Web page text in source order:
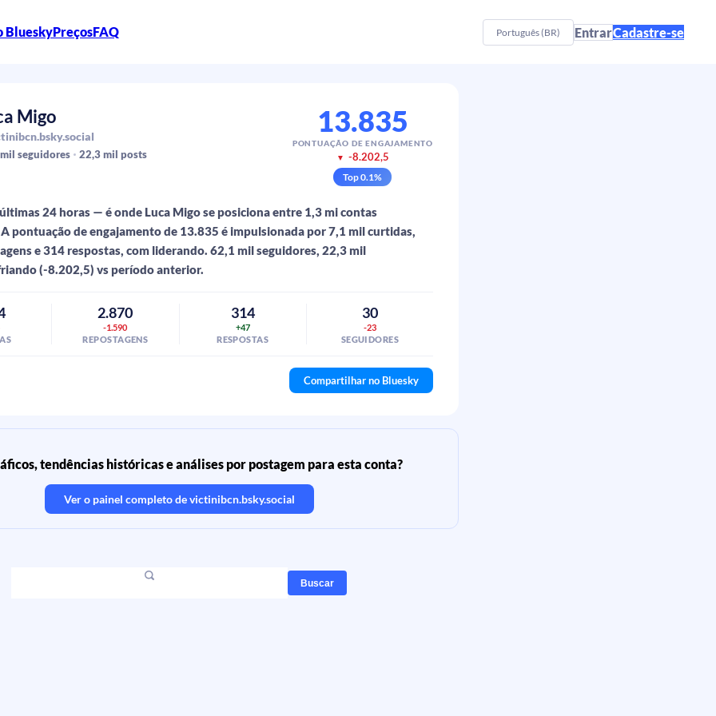
BlueskyPreçosFAQ Português (BR) EntrarCadastre-se
Migo
seguidores 22,3 mil posts
13.835
PONTUAÇÃO DE ENGAJAMENTO
▼ -8.202,5
Top0.1%
24 horas — é onde Luca Migo se posiciona entre 1,3 mi contas
pontuação de engajamento de 13.835 é impulsionada por 7,1 mil curtidas,
e 314 respostas, com liderando. 62,1 mil seguidores, 22,3 mil
(-8.202,5) vs período anterior.
2.870
-1.590
REPOSTAGENS
314
+47
RESPOSTAS
30
-23
SEGUIDORES
Compartilhar no Bluesky
tendências históricas e análises por postagem para esta conta?
Ver o painel completo devictinibcn.bsky.social
Buscar